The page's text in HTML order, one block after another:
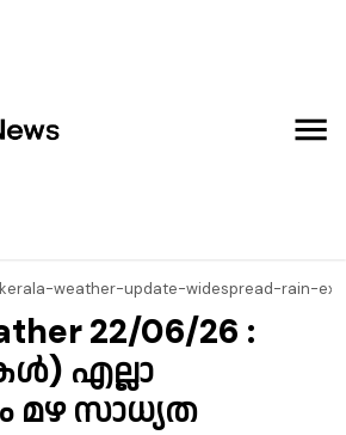
kerala-weather-update-widespread-rain-
22/06/26 :
എല്ലാ
മഴ സാധ്യത